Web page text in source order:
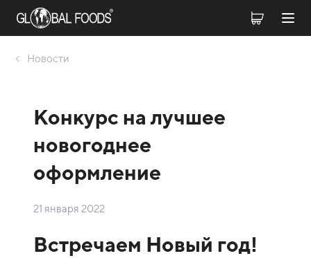
Новости
Конкурс на лучшее
новогоднее
оформление
21 января 2022
Встречаем Новый год!